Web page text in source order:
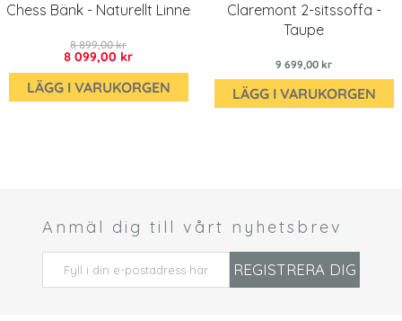
Chess Bänk - Naturellt Linne
8 099,00 kr
8 899,00 kr
LÄGG I VARUKORGEN
Claremont 2-sitssoffa -
Taupe
9 699,00 kr
LÄGG I VARUKORGEN
Anmäl dig till vårt nyhetsbrev
REGISTRERA DIG